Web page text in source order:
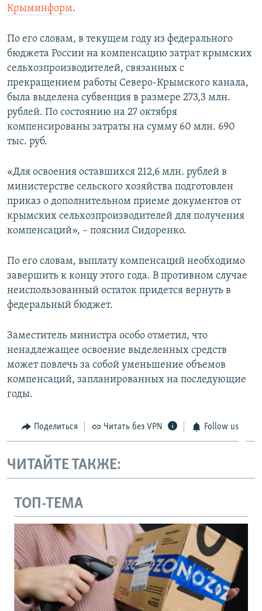
Крыминформ.
По его словам, в текущем году из федерального
бюджета России на компенсацию затрат крымских
сельхозпроизводителей, связанных с
прекращением работы Северо-Крымского канала,
была выделена субвенция в размере 273,3 млн.
рублей. По состоянию на 27 октября
компенсированы затраты на сумму 60 млн. 690
тыс. руб.
«Для освоения оставшихся 212,6 млн. рублей в
министерстве сельского хозяйства подготовлен
приказ о дополнительном приеме документов от
крымских сельхозпроизводителей для получения
компенсаций», – пояснил Сидоренко.
По его словам, выплату компенсаций необходимо
завершить к концу этого года. В противном случае
неиспользованный остаток придется вернуть в
федеральный бюджет.
Заместитель министра особо отметил, что
ненадлежащее освоение выделенных средств
может повлечь за собой уменьшение объемов
компенсаций, запланированных на последующие
годы.
Поделиться Читать без VPN Follow us
ЧИТАЙТЕ ТАКЖЕ:
ТОП-ТЕМА